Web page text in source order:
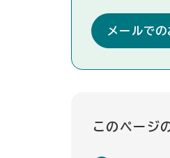
メールで
このページ